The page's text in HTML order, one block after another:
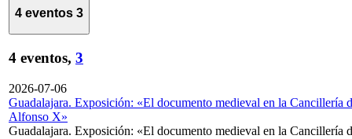
4 eventos 3
4 eventos, 3
2026-07-06
Guadalajara. Exposición: «El documento medieval en la Cancillería
Alfonso X»
Guadalajara. Exposición: «El documento medieval en la Cancillería